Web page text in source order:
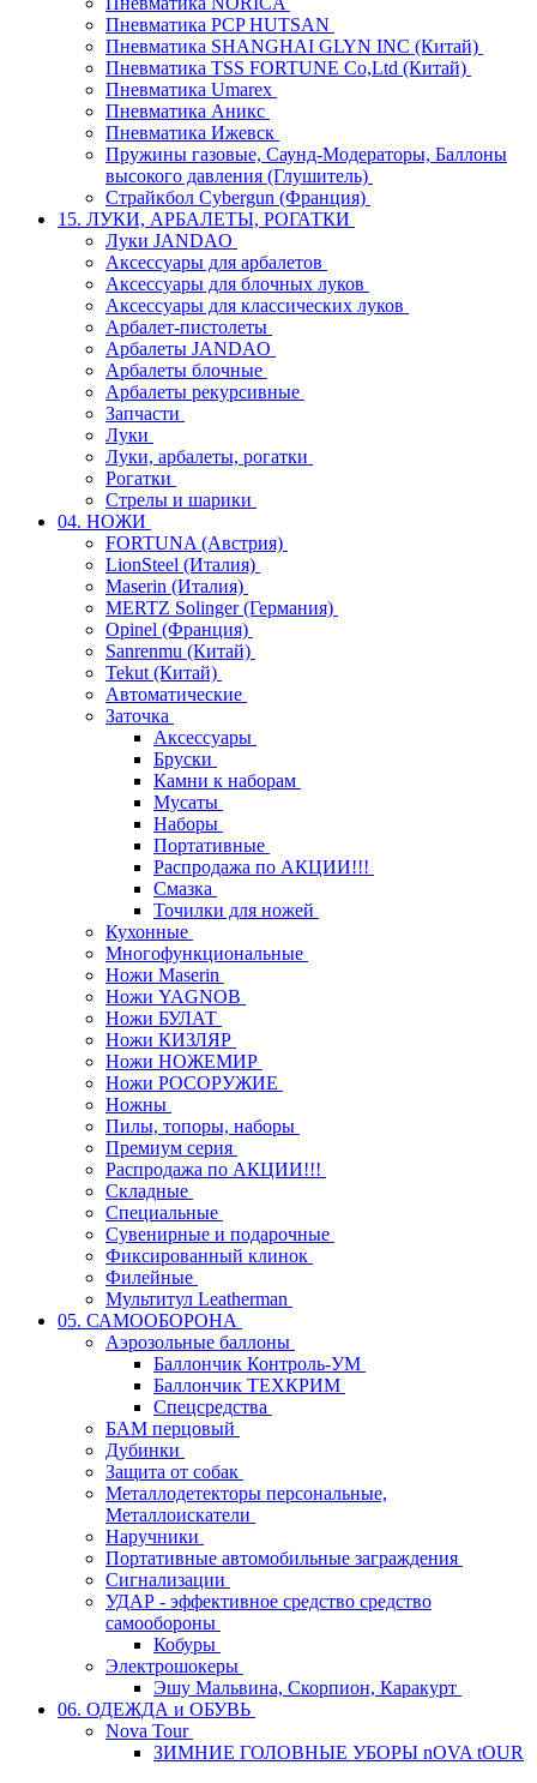
Пневматика PCP HUTSAN
Пневматика SHANGHAI GLYN INC (Китай)
Пневматика TSS FORTUNE Co,Ltd (Китай)
Пневматика Umarex
Пневматика Аникс
Пневматика Ижевск
Пружины газовые, Саунд-Модераторы, Баллоны
высокого давления (Глушитель)
Страйкбол Cybergun (Франция)
15. ЛУКИ, АРБАЛЕТЫ, РОГАТКИ
Луки JANDAO
Аксессуары для арбалетов
Аксессуары для блочных луков
Аксессуары для классических луков
Арбалет-пистолеты
Арбалеты JANDAO
Арбалеты блочные
Арбалеты рекурсивные
Запчасти
Луки
Луки, арбалеты, рогатки
Рогатки
Стрелы и шарики
04. НОЖИ
FORTUNA (Австрия)
LionSteel (Италия)
Maserin (Италия)
MERTZ Solinger (Германия)
Opinel (Франция)
Sanrenmu (Китай)
Tekut (Китай)
Автоматические
Заточка
Аксессуары
Бруски
Камни к наборам
Мусаты
Наборы
Портативные
Распродажа по АКЦИИ!!!
Смазка
Точилки для ножей
Кухонные
Многофункциональные
Ножи Maserin
Ножи YAGNOB
Ножи БУЛАТ
Ножи КИЗЛЯР
Ножи НОЖЕМИР
Ножи РОСОРУЖИЕ
Ножны
Пилы, топоры, наборы
Премиум серия
Распродажа по АКЦИИ!!!
Складные
Специальные
Сувенирные и подарочные
Фиксированный клинок
Филейные
Мультитул Leatherman
05. САМООБОРОНА
Аэрозольные баллоны
Баллончик Контроль-УМ
Баллончик ТЕХКРИМ
Спецсредства
БАМ перцовый
Дубинки
Защита от собак
Металлодетекторы персональные,
Металлоискатели
Наручники
Портативные автомобильные заграждения
Сигнализации
УДАР - эффективное средство средство
самообороны
Кобуры
Электрошокеры
Эшу Мальвина, Скорпион, Каракурт
06. ОДЕЖДА и ОБУВЬ
Nova Tour
ЗИМНИЕ ГОЛОВНЫЕ УБОРЫ nOVA tOUR